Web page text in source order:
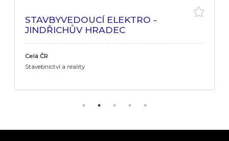
STAVBYVEDOUCÍ ELEKTRO -
JINDŘICHŮV HRADEC
Celá ČR
Stavebnictví a reality